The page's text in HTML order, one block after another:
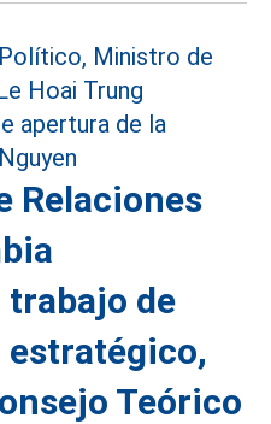
Relaciones
de
Teórico